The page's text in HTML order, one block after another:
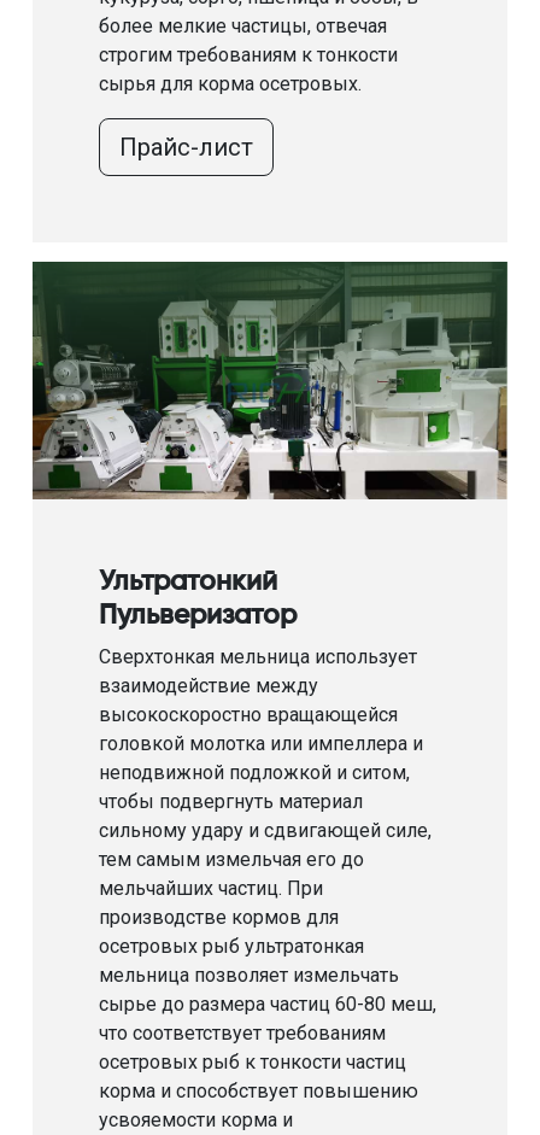
более мелкие частицы, отвечая
строгим требованиям к тонкости
сырья для корма осетровых.
Прайс-лист
Ультратонкий
Пульверизатор
Сверхтонкая мельница использует
взаимодействие между
высокоскоростно вращающейся
головкой молотка или импеллера и
неподвижной подложкой и ситом,
чтобы подвергнуть материал
сильному удару и сдвигающей силе,
тем самым измельчая его до
мельчайших частиц. При
производстве кормов для
осетровых рыб ультратонкая
мельница позволяет измельчать
сырье до размера частиц 60-80 меш,
что соответствует требованиям
осетровых рыб к тонкости частиц
корма и способствует повышению
усвояемости корма и